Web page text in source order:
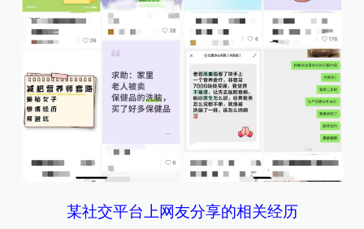
某社交平台上网友分享的相关经历